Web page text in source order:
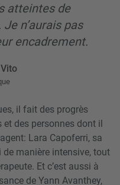
atteintes de
n’aurais pas
encadrement.
il fait des progrès
et des personnes dont il
Lara Capoferri, sa
de ma­nière intensive, tout
Et c’est aussi à
de Yann Avanthey,